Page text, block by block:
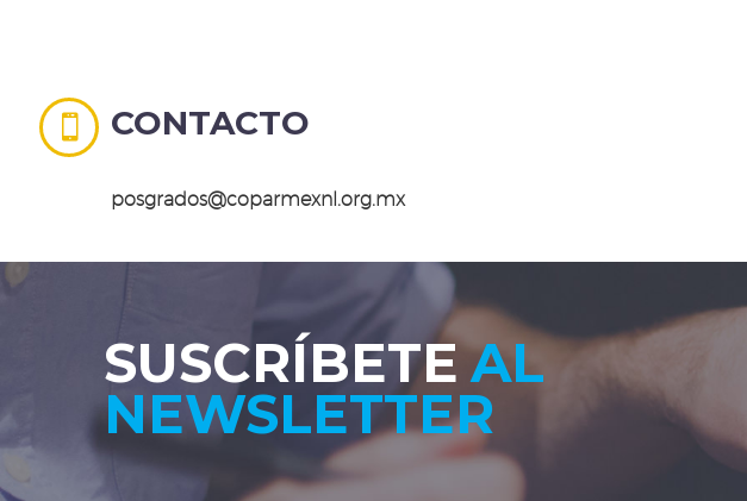

 CONTACTO
posgrados@coparmexnl.org.mx
SUSCRÍBETEAL
NEWSLETTER